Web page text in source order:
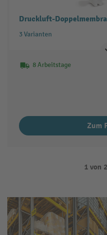
Druckluft-
3 Varianten
8 Arbeitstage
Zum
1 von 2